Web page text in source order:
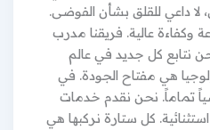
داعي للقلق بشأن الفوضى.
وكفاءة عالية. فريقنا مدرب
نتابع كل جديد في عالم
هي مفتاح الجودة. في
تماماً. نحن نقدم خدمات
كل ستارة نركبها هي